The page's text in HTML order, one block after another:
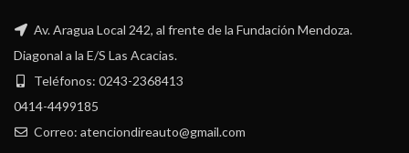
Av. Aragua Local 242, al frente de la Fundación Mendoza.
Diagonal a la E/S Las Acacias.
Teléfonos: 0243-2368413
0414-4499185
Correo: atenciondireauto@gmail.com